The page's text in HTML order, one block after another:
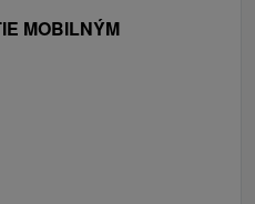
MOBILNÝM